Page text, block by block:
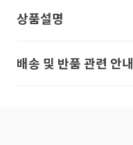
상품설명
배송 및 반품 관련 안내